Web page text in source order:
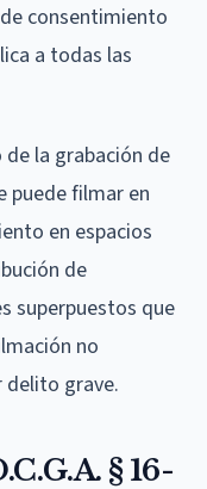
consentimiento
a todas las
la grabación de
puede filmar en
en espacios
de
superpuestos que
no
delito grave.
§ 16-